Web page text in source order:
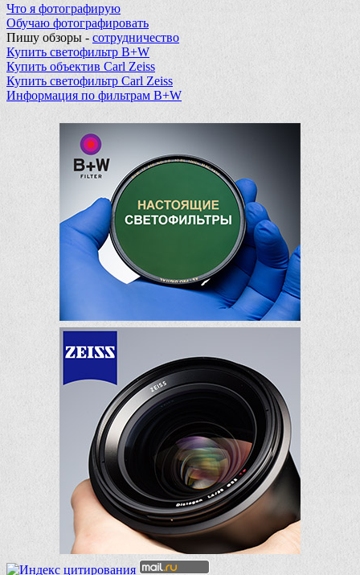
Что я фотографирую
Обучаю фотографировать
Пишу обзоры - сотрудничество
Купить светофильтр B+W
Купить объектив Carl Zeiss
Купить светофильтр Carl Zeiss
Информация по фильтрам B+W